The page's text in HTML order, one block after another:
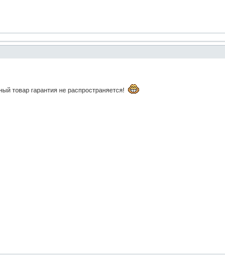
товар гарантия не распространяется!